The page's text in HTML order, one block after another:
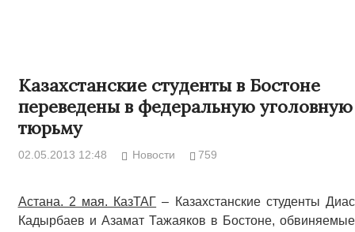
Казахстанские студенты в Бостоне
переведены в федеральную уголовную
тюрьму
02.05.2013 12:48 Новости 759
Астана. 2 мая. КазТАГ – Казахстанские студенты Диас
Кадырбаев и Азамат Тажаяков в Бостоне, обвиняемые